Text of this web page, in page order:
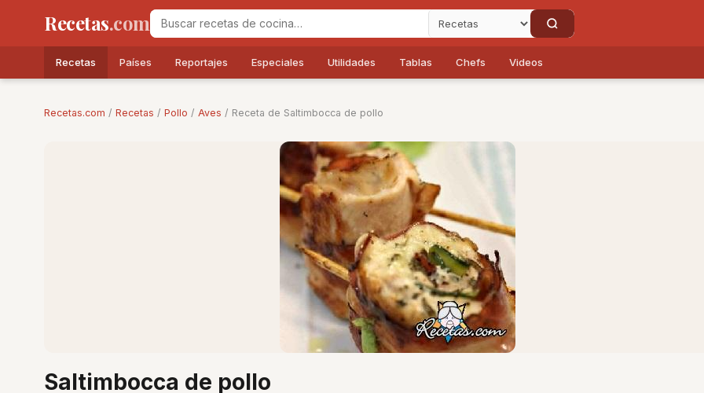
Recetas.com
Recetas Países Reportajes Especiales Utilidades Tablas Chefs Videos
Recetas.com / Recetas / Pollo / Aves / Receta de Saltimbocca de pollo
Saltimbocca de pollo